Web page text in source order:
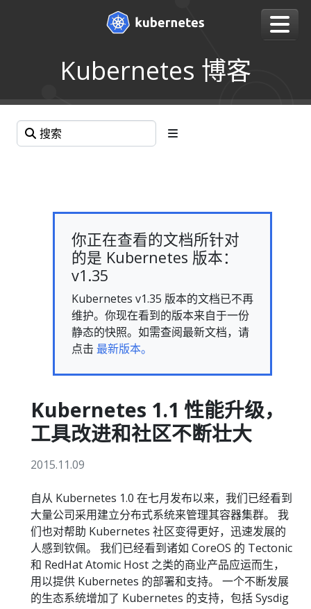
Kubernetes 博客
你正在查看的文档所针对
的是 Kubernetes 版本：
v1.35
Kubernetes v1.35 版本的文档已不再
维护。你现在看到的版本来自于一份
静态的快照。如需查阅最新文档，请
点击 最新版本。
Kubernetes 1.1 性能升级，
工具改进和社区不断壮大
2015.11.09
自从 Kubernetes 1.0 在七月发布以来，我们已经看到
大量公司采用建立分布式系统来管理其容器集群。 我
们也对帮助 Kubernetes 社区变得更好，迅速发展的
人感到钦佩。 我们已经看到诸如 CoreOS 的 Tectonic
和 RedHat Atomic Host 之类的商业产品应运而生，
用以提供 Kubernetes 的部署和支持。 一个不断发展
的生态系统增加了 Kubernetes 的支持，包括 Sysdig